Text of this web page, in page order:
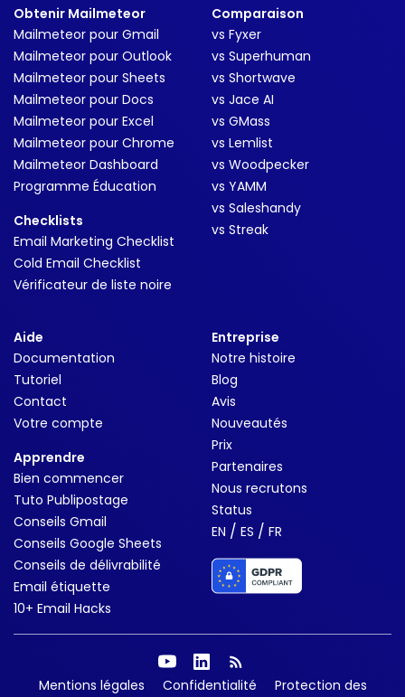
Obtenir Mailmeteor
Mailmeteor pour Gmail
Mailmeteor pour Outlook
Mailmeteor pour Sheets
Mailmeteor pour Docs
Mailmeteor pour Excel
Mailmeteor pour Chrome
Mailmeteor Dashboard
Programme Éducation
Checklists
Email Marketing Checklist
Cold Email Checklist
Vérificateur de liste noire
Comparaison
vs Fyxer
vs Superhuman
vs Shortwave
vs Jace AI
vs GMass
vs Lemlist
vs Woodpecker
vs YAMM
vs Saleshandy
vs Streak
Aide
Documentation
Tutoriel
Contact
Votre compte
Apprendre
Bien commencer
Tuto Publipostage
Conseils Gmail
Conseils Google Sheets
Conseils de délivrabilité
Email étiquette
10+ Email Hacks
Entreprise
Notre histoire
Blog
Avis
Nouveautés
Prix
Partenaires
Nous recrutons
Status
EN / ES / FR
Mentions légales Confidentialité Protection des